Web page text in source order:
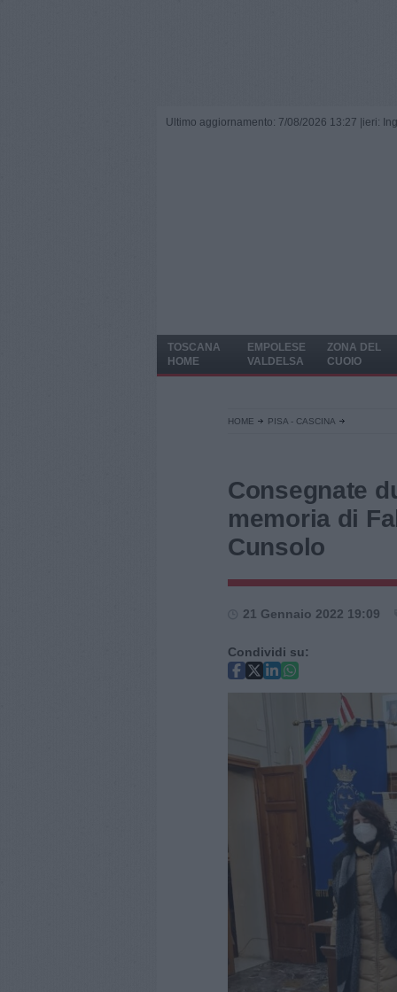
Ultimo aggiornamento: 7/08/2026 13:27 | ieri:
TOSCANA
HOME
EMPOLESE
VALDELSA
ZONA DEL
CUOIO
HOME PISA - CASCINA
Consegnate
memoria di
Cunsolo
21 Gennaio 2022 19:09
Condividi su: